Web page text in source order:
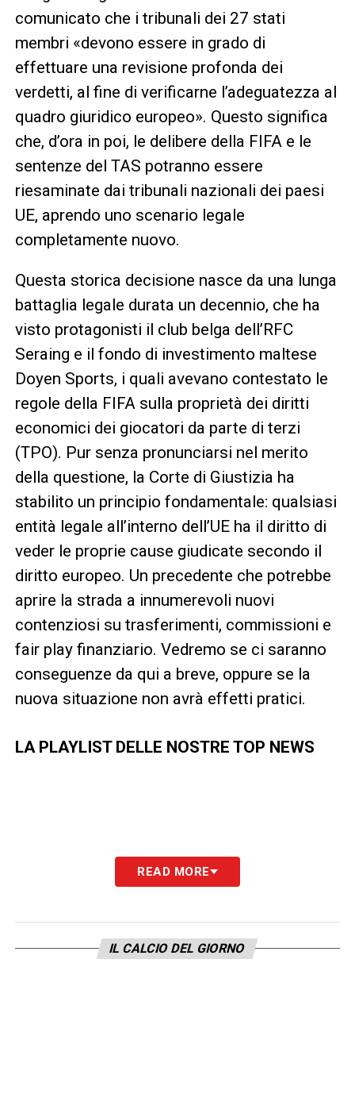
comunicato che i tribunali dei 27 stati
membri «devono essere in grado di
effettuare una revisione profonda dei
verdetti, al fine di verificarne l’adeguatezza al
quadro giuridico europeo». Questo significa
che, d’ora in poi, le delibere della FIFA e le
sentenze del TAS potranno essere
riesaminate dai tribunali nazionali dei paesi
UE, aprendo uno scenario legale
completamente nuovo.
Questa storica decisione nasce da una lunga
battaglia legale durata un decennio, che ha
visto protagonisti il club belga dell’RFC
Seraing e il fondo di investimento maltese
Doyen Sports, i quali avevano contestato le
regole della FIFA sulla proprietà dei diritti
economici dei giocatori da parte di terzi
(TPO). Pur senza pronunciarsi nel merito
della questione, la Corte di Giustizia ha
stabilito un principio fondamentale: qualsiasi
entità legale all’interno dell’UE ha il diritto di
veder le proprie cause giudicate secondo il
diritto europeo. Un precedente che potrebbe
aprire la strada a innumerevoli nuovi
contenziosi su trasferimenti, commissioni e
fair play finanziario. Vedremo se ci saranno
conseguenze da qui a breve, oppure se la
nuova situazione non avrà effetti pratici.
LA PLAYLIST DELLE NOSTRE TOP NEWS
READ MORE
IL CALCIO DEL GIORNO